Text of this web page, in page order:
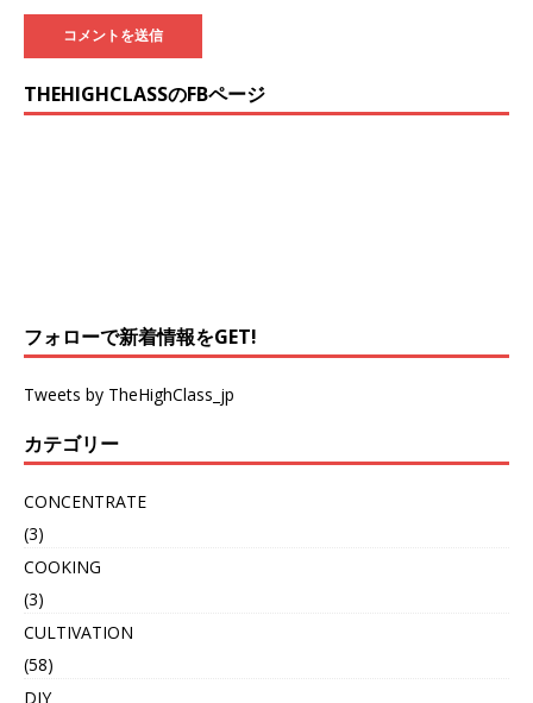
THEHIGHCLASSのFBページ
フォローで新着情報をGET!
Tweets by TheHighClass_jp
カテゴリー
CONCENTRATE
(3)
COOKING
(3)
CULTIVATION
(58)
DIY